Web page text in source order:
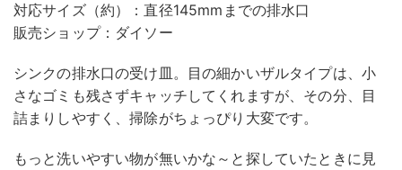
対応サイズ（約）：直径145mmまでの排水口
販売ショップ：ダイソー
シンクの排水口の受け皿。目の細かいザルタイプは、小
さなゴミも残さずキャッチしてくれますが、その分、目
詰まりしやすく、掃除がちょっぴり大変です。
もっと洗いやすい物が無いかな～と探していたときに見